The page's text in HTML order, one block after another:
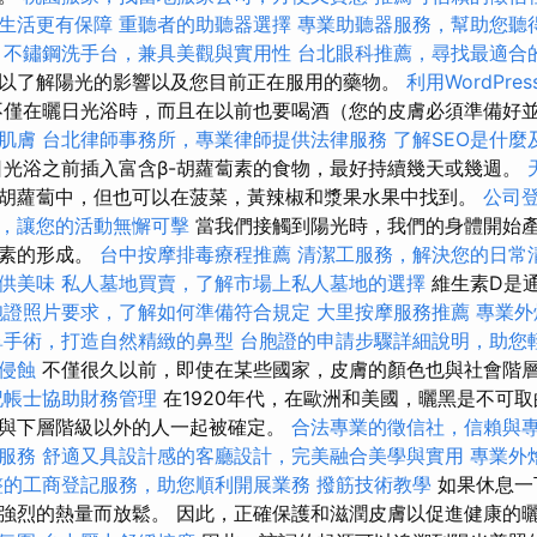
活更有保障 重聽者的助聽器選擇 專業助聽器服務，幫助您聽
不鏽鋼洗手台，兼具美觀與實用性 台北眼科推薦，尋找最適合
了解陽光的影響以及您目前正在服用的藥物。 利用
在曬日光浴時，而且在以前也要喝酒（您的皮膚必須準備好
膚 台北律師事務所，專業律師提供法律服務 了解SEO是什麼
浴之前插入富含β-胡蘿蔔素的食物，最好持續幾天或幾週。
蘿蔔中，但也可以在菠菜，黃辣椒和漿果水果中找到。 公司
讓您的活動無懈可擊 當我們接觸到陽光時，我們的身體開始
的形成。 台中按摩排毒療程推薦 清潔工服務，解決您的日常
美味 私人墓地買賣，了解市場上私人墓地的選擇 維生素D是
照片要求，了解如何準備符合規定 大里按摩服務推薦 專業
術，打造自然精緻的鼻型 台胞證的申請步驟詳細說明，助您
蝕 不僅很久以前，即使在某些國家，皮膚的顏色也與社會階
士協助財務管理 在1920年代，在歐洲和美國，曬黑是不可
下層階級以外的人一起被確定。 合法專業的徵信社，信賴與
務 舒適又具設計感的客廳設計，完美融合美學與實用 專業外
工商登記服務，助您順利開展業務 撥筋技術教學 如果休息
烈的熱量而放鬆。 因此，正確保護和滋潤皮膚以促​​進健康的